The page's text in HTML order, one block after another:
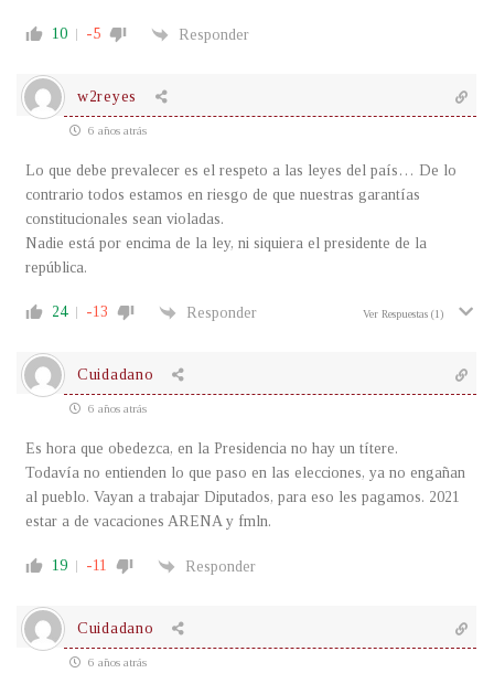
10 -5 Responder
w2reyes
6 años atrás
Lo que debe prevalecer es el respeto a las leyes del país… De lo
contrario todos estamos en riesgo de que nuestras garantías
constitucionales sean violadas.
Nadie está por encima de la ley, ni siquiera el presidente de la
república.
24 -13 Responder Ver Respuestas (1)
Cuidadano
6 años atrás
Es hora que obedezca, en la Presidencia no hay un títere.
Todavía no entienden lo que paso en las elecciones, ya no engañan
al pueblo. Vayan a trabajar Diputados, para eso les pagamos. 2021
estar a de vacaciones ARENA y fmln.
19 -11 Responder
Cuidadano
6 años atrás